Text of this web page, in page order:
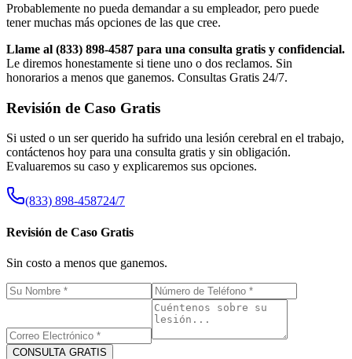
Probablemente no pueda demandar a su empleador, pero puede
tener muchas más opciones de las que cree.
Llame al (833) 898-4587 para una consulta gratis y confidencial.
Le diremos honestamente si tiene uno o dos reclamos. Sin
honorarios a menos que ganemos. Consultas Gratis 24/7.
Revisión de Caso Gratis
Si usted o un ser querido ha sufrido una lesión cerebral en el trabajo,
contáctenos hoy para una consulta gratis y sin obligación.
Evaluaremos su caso y explicaremos sus opciones.
(833) 898-458724/7
Revisión de Caso Gratis
Sin costo a menos que ganemos.
CONSULTA GRATIS